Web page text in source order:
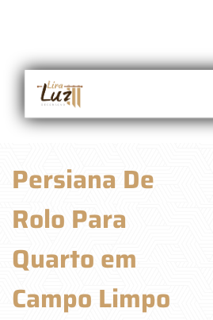
Persiana De
Rolo Para
Quarto em
Campo Limpo